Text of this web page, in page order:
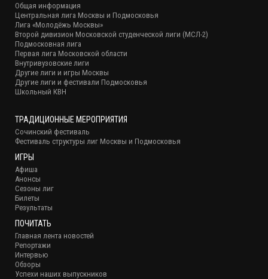
Общая информация
Центральная лига Москвы и Подмосковья
Лига «Молодёжь Москвы»
Второй дивизион Московской студенческой лиги (МСЛ-2)
Подмосковная лига
Первая лига Московской области
Внутривузовские лиги
Другие лиги и игры Москвы
Другие лиги и фестивали Подмосковья
Школьный КВН
ТРАДИЦИОННЫЕ МЕРОПРИЯТИЯ
Сочинский фестиваль
Фестиваль структуры лиг Москвы и Подмосковья
ИГРЫ
Афиша
Анонсы
Сезоны лиг
Билеты
Результаты
ПОЧИТАТЬ
Главная лента новостей
Репортажи
Интервью
Обзоры
Успехи наших выпускников